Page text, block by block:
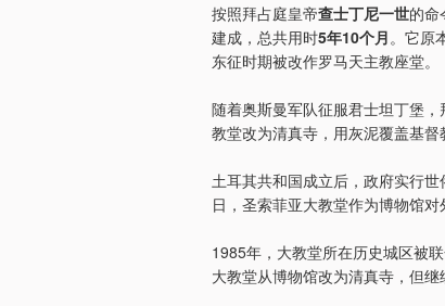
按照拜占庭皇帝查士丁尼一世的命
建成，总共用时5年10个月 。它原
东征时期被改作罗马天主教座堂。
随着奥斯曼军队征服君士坦丁堡
教堂改为清真寺，用灰泥覆盖基督
土耳其共和国成立后，政府实行
日，圣索菲亚大教堂作为博物馆对
1985年，大教堂所在历史城区被
大教堂从博物馆改为清真寺，但继